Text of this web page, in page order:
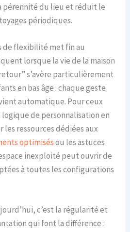
pérennité du lieu et réduit le
périodiques.
de flexibilité met fin au
lorsque la vie de la maison
s’avère particulièrement
en bas âge : chaque geste
automatique. Pour ceux
de personnalisation en
ressources dédiées aux
optimisésou les astuces
inexploité peut ouvrir de
à toutes les configurations
c’est la régularité et
qui font la différence :